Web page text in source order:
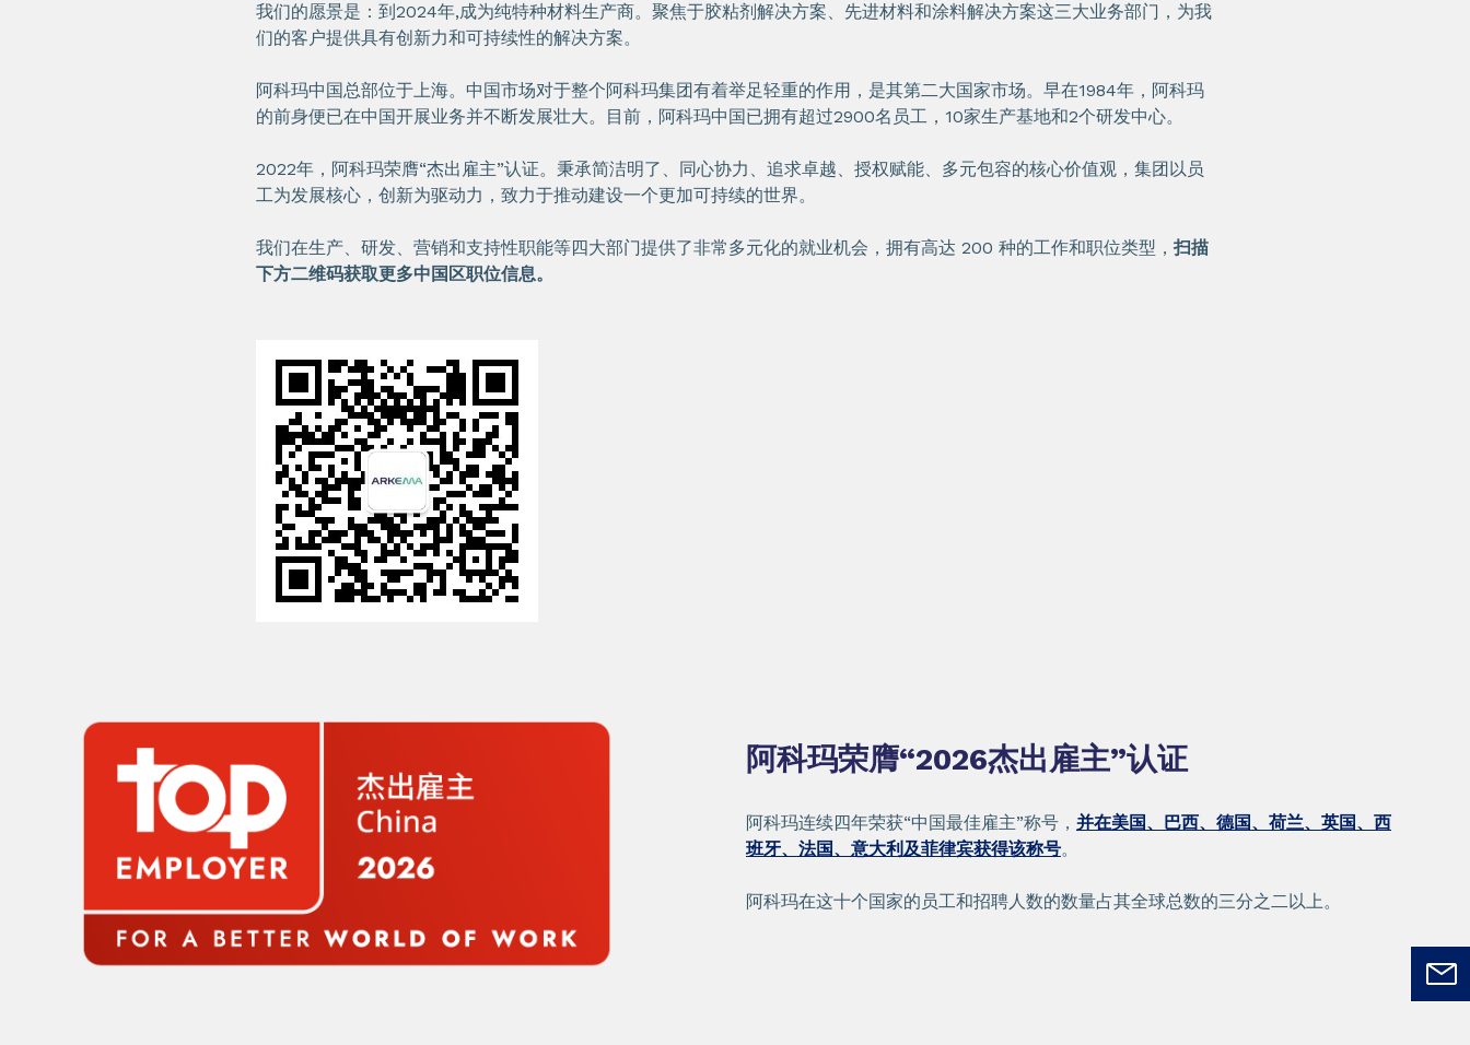
我们的愿景是：到2024年,成为纯特种材料生产商。聚焦于胶粘剂解决方案、先进材料和涂料解决方案这三大业务部门，为我
们的客户提供具有创新力和可持续性的解决方案。
阿科玛中国总部位于上海。中国市场对于整个阿科玛集团有着举足轻重的作用，是其第二大国家市场。早在1984年，阿科玛
的前身便已在中国开展业务并不断发展壮大。目前，阿科玛中国已拥有超过2900名员工，10家生产基地和2个研发中心。
2022年，阿科玛荣膺“杰出雇主”认证。秉承简洁明了、同心协力、追求卓越、授权赋能、多元包容的核心价值观，集团以员
工为发展核心，创新为驱动力，致力于推动建设一个更加可持续的世界。
我们在生产、研发、营销和支持性职能等四大部门提供了非常多元化的就业机会，拥有高达 200 种的工作和职位类型， 扫描
下方二维码获取更多中国区职位信息。
阿科玛荣膺“2026杰出雇主”认证
阿科玛连续四年荣获“中国最佳雇主”称号， 并在美国、巴西、德国、荷兰、英国、西
班牙、法国、意大利及菲律宾获得该称号。
阿科玛在这十个国家的员工和招聘人数的数量占其全球总数的三分之二以上。